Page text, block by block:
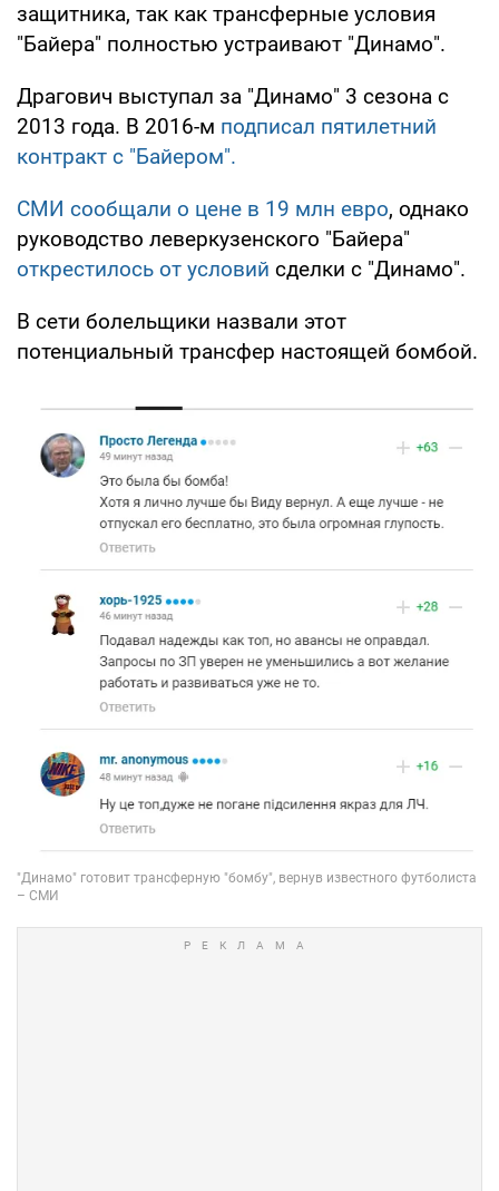
защитника, так как трансферные условия
"Байера" полностью устраивают "Динамо".
Драгович выступал за "Динамо" 3 сезона с
2013 года. В 2016-м подписал пятилетний
контракт с "Байером".
СМИ сообщали о цене в 19 млн евро, однако
руководство леверкузенского "Байера"
открестилось от условий сделки с "Динамо".
В сети болельщики назвали этот
потенциальный трансфер настоящей бомбой.